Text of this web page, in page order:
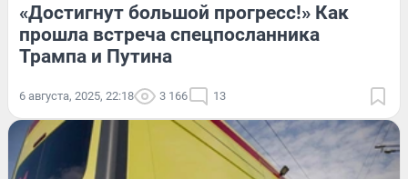
«Достигнут большой прогресс!» Как
прошла встреча спецпосланника
Трампа и Путина
6 августа, 2025, 22:18 3 166 13